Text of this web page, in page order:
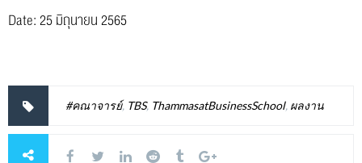
Date: 25 มิถุนายน 2565
#คณาจารย์, TBS, ThammasatBusinessSchool, ผลงาน